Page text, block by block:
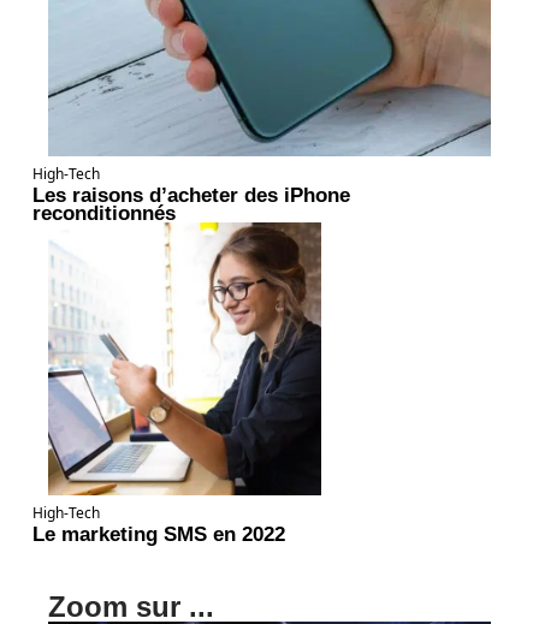
High-Tech
Les raisons d’acheter des iPhone
reconditionnés
High-Tech
Le marketing SMS en 2022
Zoom sur ...